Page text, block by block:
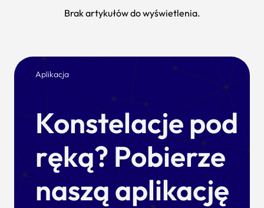
Brak artykułów do wyświetlenia.
Aplikacja
Konstelacje pod
ręką? Pobierze
naszą aplikację